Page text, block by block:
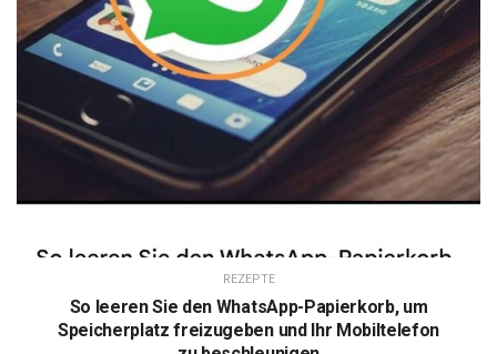
REZEPTE
So leeren Sie den WhatsApp-Papierkorb, um
Speicherplatz freizugeben und Ihr Mobiltelefon